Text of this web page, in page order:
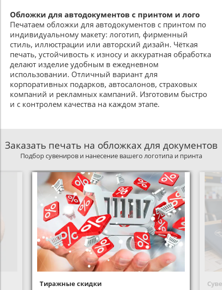
Обложки для автодокументов с принтом и лого
Печатаем обложки для автодокументов с принтом по
индивидуальному макету: логотип, фирменный
стиль, иллюстрации или авторский дизайн. Чёткая
печать, устойчивость к износу и аккуратная обработка
делают изделие удобным в ежедневном
использовании. Отличный вариант для
корпоративных подарков, автосалонов, страховых
компаний и рекламных кампаний. Изготовим быстро
и с контролем качества на каждом этапе.
Заказать печать на обложках для документов
Подбор сувениров и нанесение вашего логотипа и принта
Тиражные скидки